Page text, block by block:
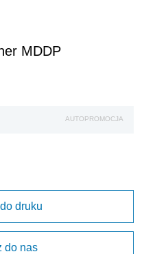
MDDP
AUTOPROMOCJA
druku
do nas